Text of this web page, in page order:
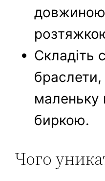
Складіть
браслети,
маленьку
биркою.
Чого